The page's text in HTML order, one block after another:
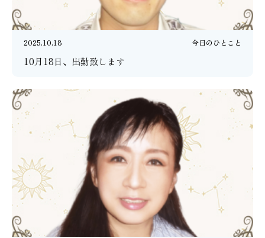
2025.10.18 今日のひとこと
10月18日、出勤致します